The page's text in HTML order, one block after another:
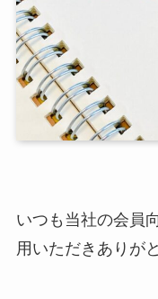
いつも当社の会員
用いただきありが